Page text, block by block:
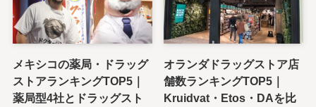
メキシコの薬局・ドラッグ
ストアランキングTOP5｜
薬局型4社とドラッグスト
オランダドラッグストア店
舗数ランキングTOP5｜
Kruidvat・Etos・DAを比